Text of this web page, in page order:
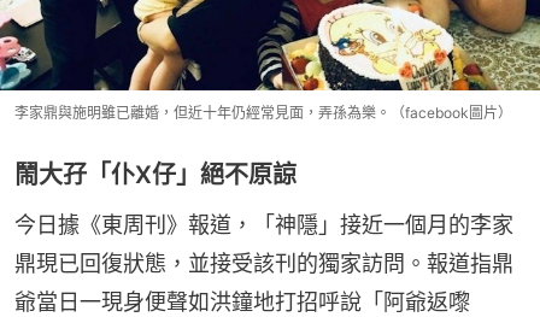
李家鼎與施明雖已離婚，但近十年仍經常見面，弄孫為樂。（facebook圖片）
鬧大孖「仆X仔」絕不原諒
今日據《東周刊》報道，「神隱」接近一個月的李家
鼎現已回復狀態，並接受該刊的獨家訪問。報道指鼎
爺當日一現身便聲如洪鐘地打招呼說「阿爺返嚟